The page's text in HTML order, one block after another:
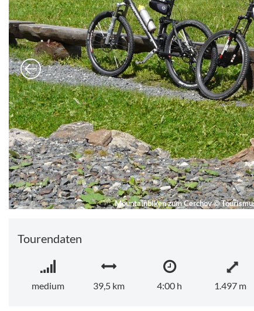
Mountainbiken zum Cerchov©
Tourendaten
medium 39,5 km 4:00 h 1.497 m